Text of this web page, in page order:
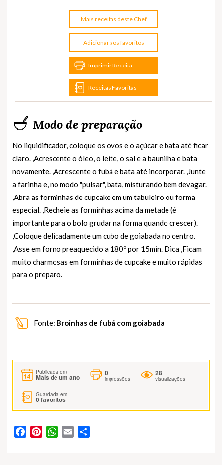
Mais receitas deste Chef
Adicionar aos favoritos
Imprimir Receita
Receitas Favoritas
Modo de preparação
No liquidificador, coloque os ovos e o açúcar e bata até ficar
claro. ,Acrescente o óleo, o leite, o sal e a baunilha e bata
novamente. ,Acrescente o fubá e bata até incorporar. ,Junte
a farinha e, no modo "pulsar", bata, misturando bem devagar.
,Abra as forminhas de cupcake em um tabuleiro ou forma
especial. ,Recheie as forminhas acima da metade (é
importante para o bolo grudar na forma quando crescer).
,Coloque delicadamente um cubo de goiabada no centro.
,Asse em forno preaquecido a 180º por 15min. Dica ,Ficam
muito charmosas em forminhas de cupcake e muito rápidas
para o preparo.
Fonte: Broinhas de fubá com goiabada
Publicada em
Mais de um ano
0
impressões
28
visualizações
Guardada em
0favoritos
FacebookPinterestWhatsApp
Email